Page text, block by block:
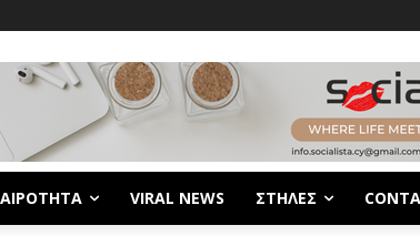
VIRAL NEWS ΣΤΗΛΕΣ